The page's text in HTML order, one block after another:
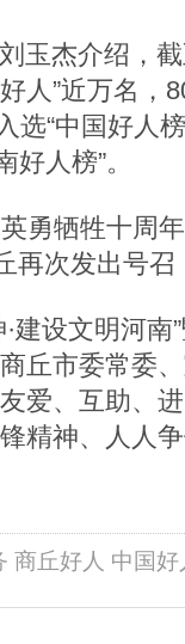
玉杰介绍，
人”近万名，
选“中国好人
人榜”。
勇牺牲十周
再次发出号
建设文明河南
丘市委常委
爱、互助、
精神、人人
商丘好人 中国好